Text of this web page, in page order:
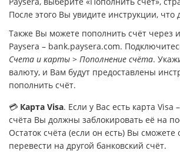
После этого Вы увидите инструкции, что
Также Вы можете пополнить счёт через
Paysera – bank.paysera.com.
Счета и карты > Пополнение счёта.
валюту, и Вам будут предоставлены
пополнить счёт.
💳 Карта Visa. Если у Вас есть карта Visa
счёта Вы должны заблокировать её на
Остаток счёта (если он есть) Вы
перевести на другой банковский счёт.